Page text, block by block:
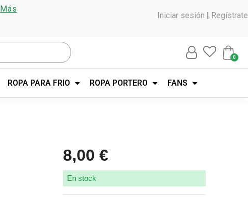
Más
Iniciar sesión | Regístrate
ROPA PARA FRIO ROPA PORTERO FANS
8,00 €
En stock